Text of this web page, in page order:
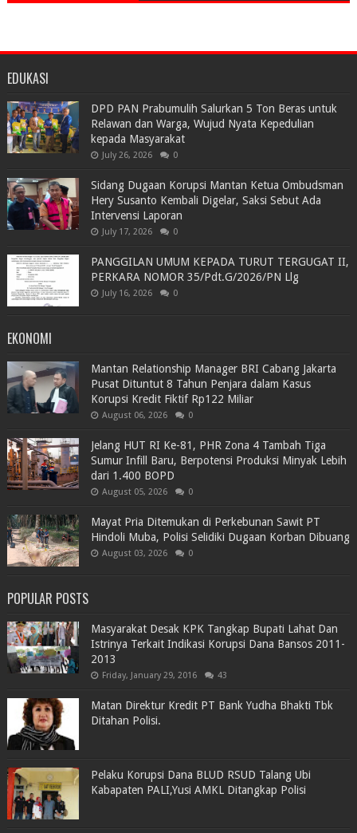
EDUKASI
DPD PAN Prabumulih Salurkan 5 Ton Beras untuk
Relawan dan Warga, Wujud Nyata Kepedulian
kepada Masyarakat
July 26, 2026 0
Sidang Dugaan Korupsi Mantan Ketua Ombudsman
Hery Susanto Kembali Digelar, Saksi Sebut Ada
Intervensi Laporan
July 17, 2026 0
PANGGILAN UMUM KEPADA TURUT TERGUGAT II,
PERKARA NOMOR 35/Pdt.G/2026/PN Llg
July 16, 2026 0
EKONOMI
Mantan Relationship Manager BRI Cabang Jakarta
Pusat Dituntut 8 Tahun Penjara dalam Kasus
Korupsi Kredit Fiktif Rp122 Miliar
August 06, 2026 0
Jelang HUT RI Ke-81, PHR Zona 4 Tambah Tiga
Sumur Infill Baru, Berpotensi Produksi Minyak Lebih
dari 1.400 BOPD
August 05, 2026 0
Mayat Pria Ditemukan di Perkebunan Sawit PT
Hindoli Muba, Polisi Selidiki Dugaan Korban Dibuang
August 03, 2026 0
POPULAR POSTS
Masyarakat Desak KPK Tangkap Bupati Lahat Dan
Istrinya Terkait Indikasi Korupsi Dana Bansos 2011-
2013
Friday, January 29, 2016 43
Matan Direktur Kredit PT Bank Yudha Bhakti Tbk
Ditahan Polisi.
Pelaku Korupsi Dana BLUD RSUD Talang Ubi
Kabapaten PALI,Yusi AMKL Ditangkap Polisi